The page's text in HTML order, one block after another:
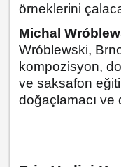
örneklerini
Michal
Wróblewski,
kompozisyon,
ve saksafon
doğaçlamacı